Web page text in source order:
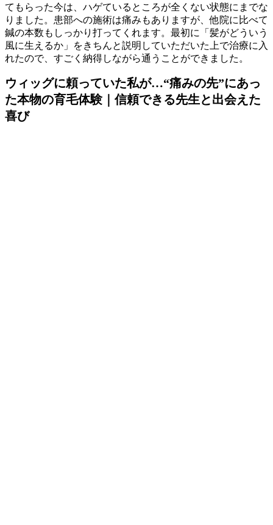
てもらった今は、ハゲているところが全くない状態にまでな
りました。患部への施術は痛みもありますが、他院に比べて
鍼の本数もしっかり打ってくれます。最初に「髪がどういう
風に生えるか」をきちんと説明していただいた上で治療に入
れたので、すごく納得しながら通うことができました。
ウィッグに頼っていた私が…“痛みの先”にあっ
た本物の育毛体験｜信頼できる先生と出会えた
喜び